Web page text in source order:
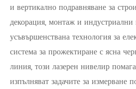
и вертикално подравняване за
декорация, монтаж и
усъвършенствана технология за
система за прожектиране с ясна
линия, този лазерен нивелир
изпълняват задачите за измерване